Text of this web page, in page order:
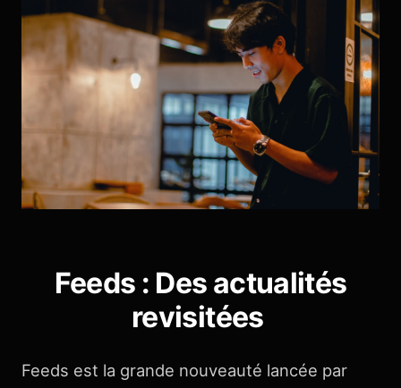
Feeds : Des actualités
revisitées
Feeds est la grande nouveauté lancée par